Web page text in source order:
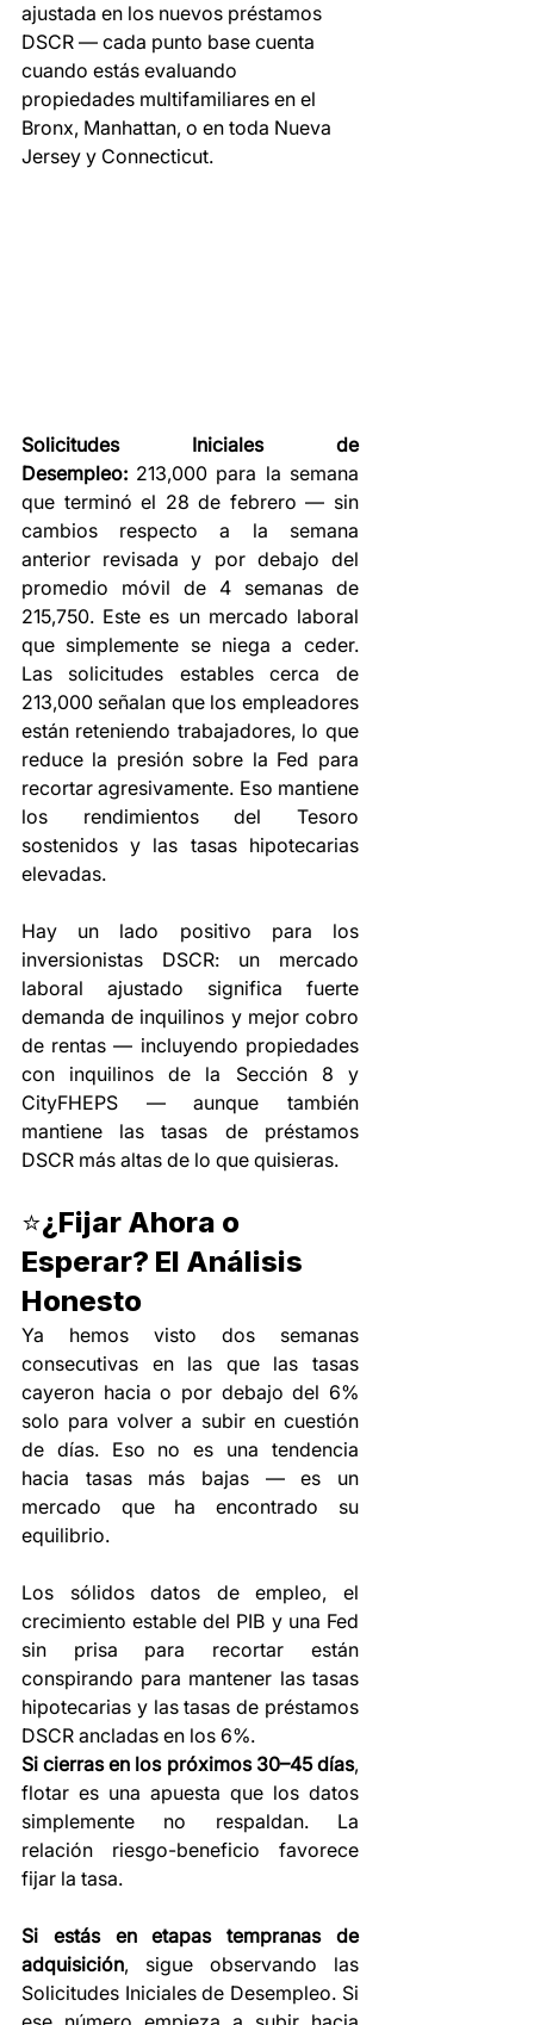
ajustada en los nuevos préstamos
DSCR — cada punto base cuenta
cuando estás evaluando
propiedades multifamiliares en el
Bronx, Manhattan, o en toda Nueva
Jersey y Connecticut.
Solicitudes Iniciales de
Desempleo: 213,000 para la semana
que terminó el 28 de febrero — sin
cambios respecto a la semana
anterior revisada y por debajo del
promedio móvil de 4 semanas de
215,750. Este es un mercado laboral
que simplemente se niega a ceder.
Las solicitudes estables cerca de
213,000 señalan que los empleadores
están reteniendo trabajadores, lo que
reduce la presión sobre la Fed para
recortar agresivamente. Eso mantiene
los rendimientos del Tesoro
sostenidos y las tasas hipotecarias
elevadas.
Hay un lado positivo para los
inversionistas DSCR: un mercado
laboral ajustado significa fuerte
demanda de inquilinos y mejor cobro
de rentas — incluyendo propiedades
con inquilinos de la Sección 8 y
CityFHEPS — aunque también
mantiene las tasas de préstamos
DSCR más altas de lo que quisieras.
⭐¿Fijar Ahora o
Esperar? El Análisis
Honesto
Ya hemos visto dos semanas
consecutivas en las que las tasas
cayeron hacia o por debajo del 6%
solo para volver a subir en cuestión
de días. Eso no es una tendencia
hacia tasas más bajas — es un
mercado que ha encontrado su
equilibrio.
Los sólidos datos de empleo, el
crecimiento estable del PIB y una Fed
sin prisa para recortar están
conspirando para mantener las tasas
hipotecarias y las tasas de préstamos
DSCR ancladas en los 6%.
Si cierras en los próximos 30–45 días,
flotar es una apuesta que los datos
simplemente no respaldan. La
relación riesgo-beneficio favorece
fijar la tasa.
Si estás en etapas tempranas de
adquisición, sigue observando las
Solicitudes Iniciales de Desempleo. Si